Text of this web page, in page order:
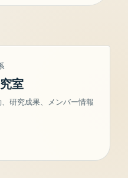
室
研究成果、メンバー情報